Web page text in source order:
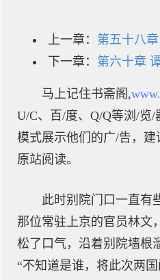
上一章： 第五十八
下一章： 第六十章
马上记住书斋阁,
U/C、百/度、Q/Q等浏/览
模式展示他们的广/告，建
原站阅读。
此时别院门口一直有
那位常驻上京的官员林文
松了口气，沿着别院墙根
“不知道是谁，将此次两